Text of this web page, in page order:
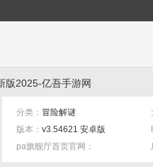
2025-亿吾手游网
分类： 冒险解谜
版本： v3.54621 安卓版
pa旗舰厅首页官网：